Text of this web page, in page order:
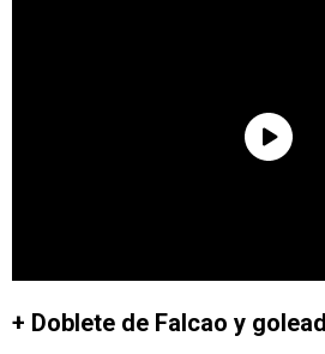
+ Doblete de Falcao y